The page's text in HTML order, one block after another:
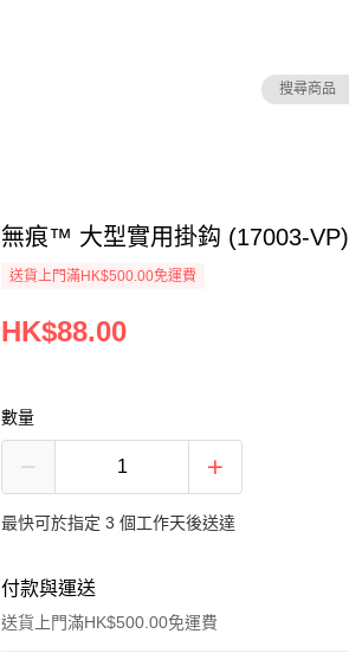
無痕™ 大型實用掛鈎 (17003-VP)
送貨上門滿HK$500.00免運費
HK$88.00
數量
最快可於指定 3 個工作天後送達
付款與運送
送貨上門滿HK$500.00免運費